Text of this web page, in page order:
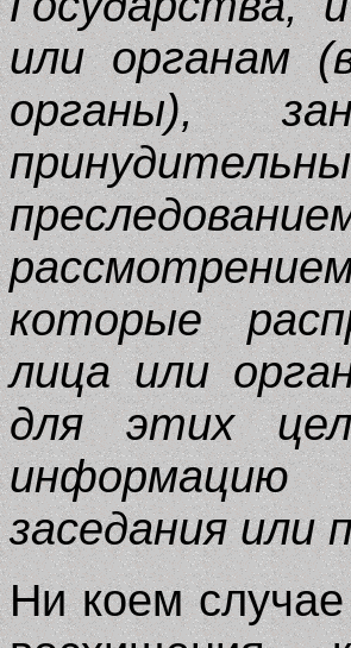
или органам
органы),
которые
лица или
для этих
заседания или
Ни коем случае